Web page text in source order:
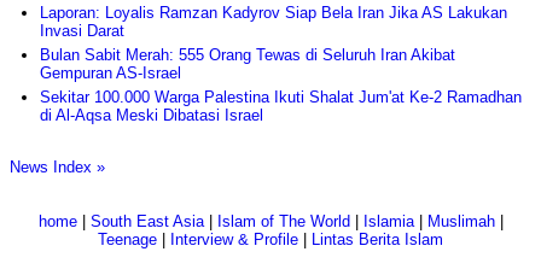
Laporan: Loyalis Ramzan Kadyrov Siap Bela Iran Jika AS Lakukan
Invasi Darat
Bulan Sabit Merah: 555 Orang Tewas di Seluruh Iran Akibat
Gempuran AS-Israel
Sekitar 100.000 Warga Palestina Ikuti Shalat Jum'at Ke-2 Ramadhan
di Al-Aqsa Meski Dibatasi Israel
News Index »
home| South East Asia| Islam of The World Islamia| Muslimah|
Teenage
Interview & Profile Lintas Berita Islam